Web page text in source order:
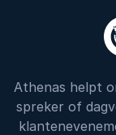
Athenas helpt
spreker of